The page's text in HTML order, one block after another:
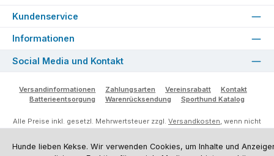
Kundenservice
Informationen
Social Media und Kontakt
Versandinformationen Zahlungsarten Vereinsrabatt
Kontakt
Batterieentsorgung
Warenrücksendung Sporthund Katalog
Alle Preise inkl. gesetzl. Mehrwertsteuer zzgl. Versandkosten, wenn nicht
vorbehalten.
Hunde lieben Kekse. Wir verwenden Cookies, um Inhalte und